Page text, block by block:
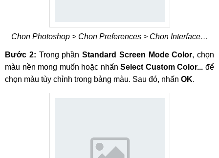
Chọn Photoshop > Chọn Preferences > Chọn Interface…
Bước 2: Trong phần Standard Screen Mode Color, chọn
màu nền mong muốn hoặc nhấnSelect Custom Color... để
chọn màu tùy chỉnh trong bảng màu. Sau đó, nhấn OK.